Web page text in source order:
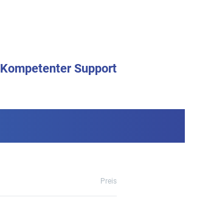
Kompetenter Support
Preis